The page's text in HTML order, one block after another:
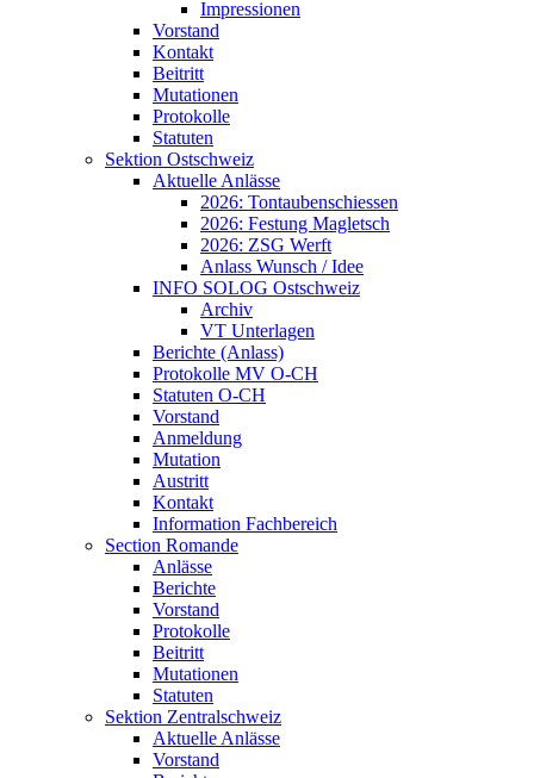
Impressionen
Vorstand
Kontakt
Beitritt
Mutationen
Protokolle
Statuten
Sektion Ostschweiz
Aktuelle Anlässe
2026: Tontaubenschiessen
2026: Festung Magletsch
2026: ZSG Werft
Anlass Wunsch / Idee
INFO SOLOG Ostschweiz
Archiv
VT Unterlagen
Berichte (Anlass)
Protokolle MV O-CH
Statuten O-CH
Vorstand
Anmeldung
Mutation
Austritt
Kontakt
Information Fachbereich
Section Romande
Anlässe
Berichte
Vorstand
Protokolle
Beitritt
Mutationen
Statuten
Sektion Zentralschweiz
Aktuelle Anlässe
Vorstand